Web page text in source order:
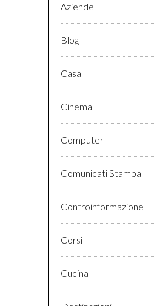
Aziende
Blog
Casa
Cinema
Computer
Comunicati Stampa
Controinformazione
Corsi
Cucina